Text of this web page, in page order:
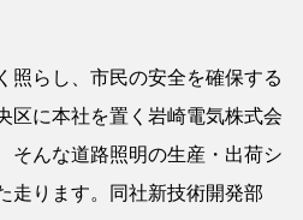
照らし、市民の安全を確保する
区に本社を置く岩崎電気株式会
そんな道路照明の生産・出荷シ
走ります。同社新技術開発部